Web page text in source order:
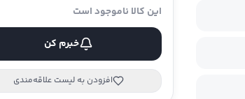
این کالا ناموجود است
خبرم کن
افزودن به لیست علاقه‌مندی